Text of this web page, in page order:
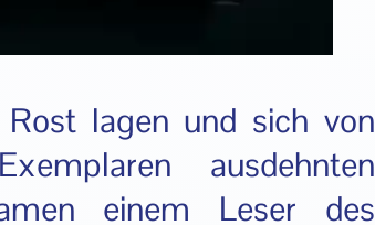
lagen und sich von
ausdehnten
einem Leser des